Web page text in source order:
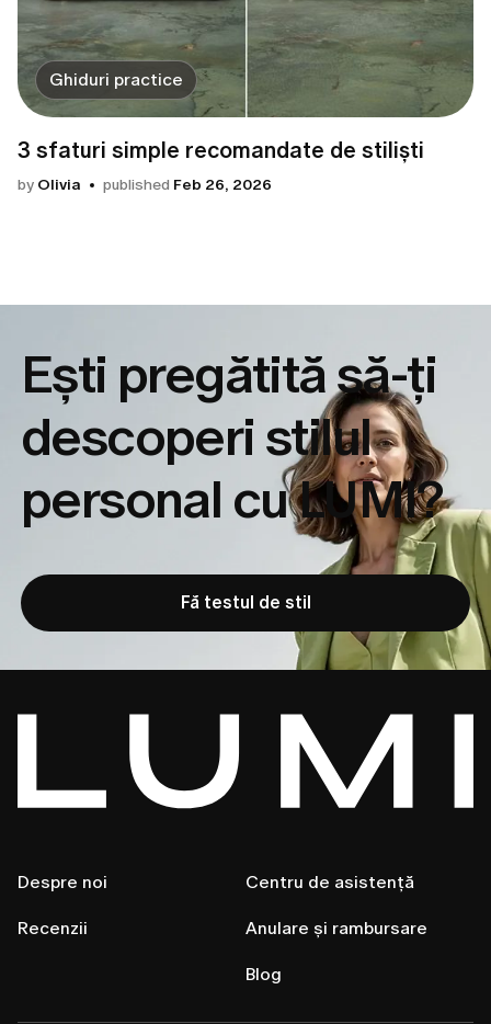
Ghiduri practice
3 sfaturi simple recomandate de stiliști
by Olivia published Feb 26, 2026
Ești pregătită să-ți
descoperi stilul
personal cu LUMI?
Fă testul de stil
Despre noi
Recenzii
Centru de asistență
Anulare și rambursare
Blog